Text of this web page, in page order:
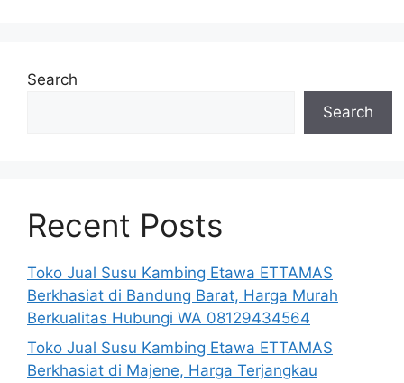
Search
Search
Recent Posts
Toko Jual Susu Kambing Etawa ETTAMAS
Berkhasiat di Bandung Barat, Harga Murah
Berkualitas Hubungi WA 08129434564
Toko Jual Susu Kambing Etawa ETTAMAS
Berkhasiat di Majene, Harga Terjangkau